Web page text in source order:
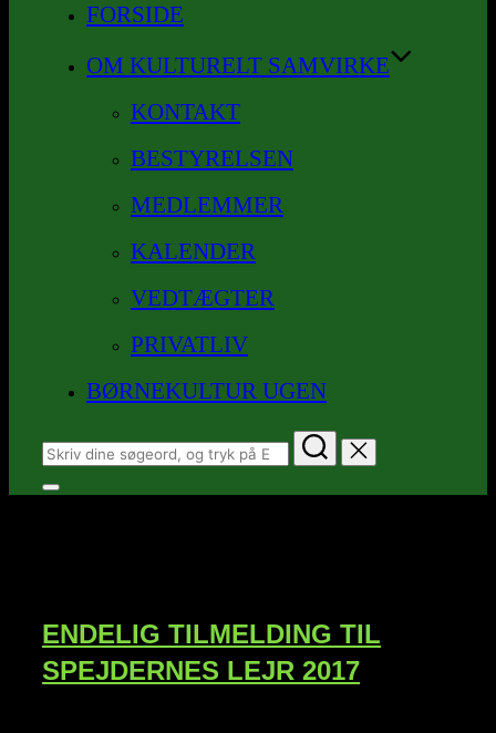
FORSIDE
OM KULTURELT SAMVIRKE
KONTAKT
BESTYRELSEN
MEDLEMMER
KALENDER
VEDTÆGTER
PRIVATLIV
BØRNEKULTUR UGEN
Søg
efter:
Slå
ENDELIG TILMELDING TIL
SPEJDERNES LEJR 2017